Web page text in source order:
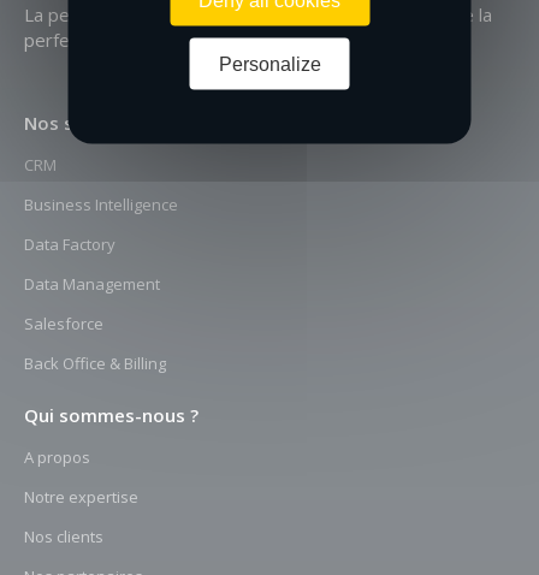
La perfection n’est pas atteignable,mais si on cherche la
perfection
on peut atteindre l’excellence
Nos solutions
CRM
Business Intelligence
Data Factory
Data Management
Salesforce
Back Office & Billing
Qui sommes-nous ?
A propos
Notre expertise
Nos clients
Personalize